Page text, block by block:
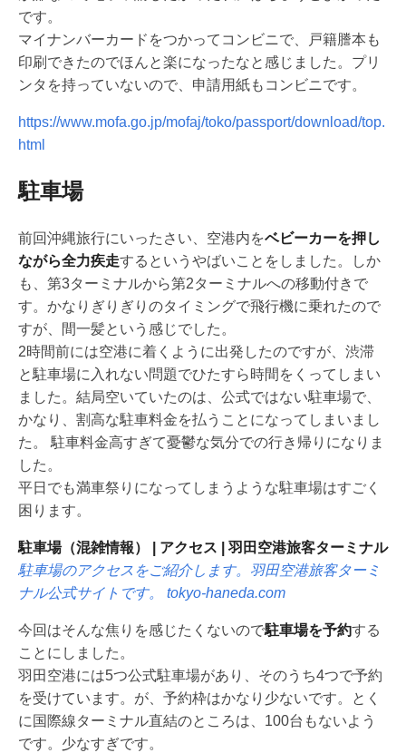
です。
マイナンバーカードをつかってコンビニで、戸籍謄本も
印刷できたのでほんと楽になったなと感じました。プリ
ンタを持っていないので、申請用紙もコンビニです。
https://www.mofa.go.jp/mofaj/toko/passport/download/top.
html
駐車場
前回沖縄旅行にいったさい、空港内をベビーカーを押し
ながら全力疾走するというやばいことをしました。しか
も、第3ターミナルから第2ターミナルへの移動付きで
す。かなりぎりぎりのタイミングで飛行機に乗れたので
すが、間一髪という感じでした。
2時間前には空港に着くように出発したのですが、渋滞
と駐車場に入れない問題でひたすら時間をくってしまい
ました。結局空いていたのは、公式ではない駐車場で、
かなり、割高な駐車料金を払うことになってしまいまし
た。 駐車料金高すぎて憂鬱な気分での行き帰りになりま
した。
平日でも満車祭りになってしまうような駐車場はすごく
困ります。
駐車場（混雑情報） | アクセス | 羽田空港旅客ターミナル
駐車場のアクセスをご紹介します。羽田空港旅客ターミ
ナル公式サイトです。
tokyo-haneda.com
今回はそんな焦りを感じたくないので駐車場を予約する
ことにしました。
羽田空港には5つ公式駐車場があり、そのうち4つで予約
を受けています。が、予約枠はかなり少ないです。とく
に国際線ターミナル直結のところは、100台もないよう
です。少なすぎです。